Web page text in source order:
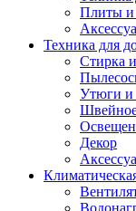
Плиты и
Техника для
Стирка
Утюги и
Швейное
Декор